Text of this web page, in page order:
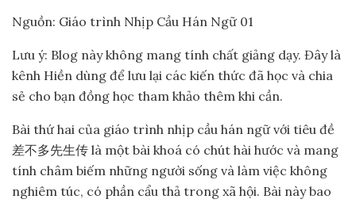
Nguồn: Giáo trình Nhịp Cầu Hán Ngữ 01
Lưu ý: Blog này không mang tính chất giảng dạy. Đây là
kênh Hiền dùng để lưu lại các kiến thức đã học và chia
sẻ cho bạn đồng học tham khảo thêm khi cần.
Bài thứ hai của giáo trình nhịp cầu hán ngữ với tiêu đề
差不多先生传 là một bài khoá có chút hài hước và mang
tính châm biếm những người sống và làm việc không
nghiêm túc, có phần cẩu thả trong xã hội. Bài này bao